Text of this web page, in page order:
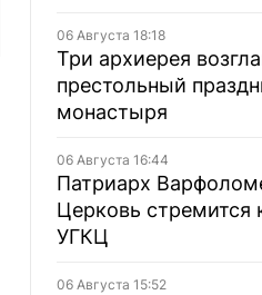
06 Августа 18:18
Три архиерея
престольный
монастыря
06 Августа 16:44
Патриарх
Церковь стремится
УГКЦ
06 Августа 15:52